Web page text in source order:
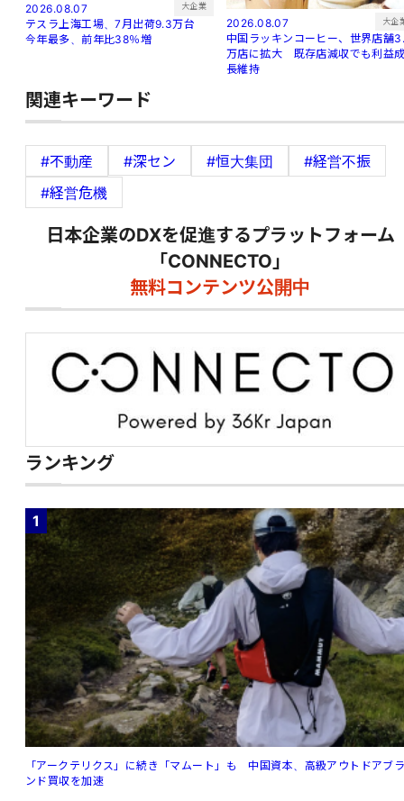
2026.08.07 大企業
テスラ上海工場、7月出荷9.3万台
今年最多、前年比38％増
2026.08.07 大企
中国ラッキンコーヒー、世界店舗
万店に拡大 既存店減収でも利益
長維持
関連キーワード
#不動産 #深セン #恒大集団
#経営不振
#経営危機
日本企業のDXを促進するプラットフォーム
「CONNECTO」
無料コンテンツ公開中
ランキング
1
「アークテリクス」に続き「マムート」も 中国資本、高級アウトドアブ
ンド買収を加速